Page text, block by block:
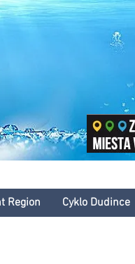
Region Cyklo Dudince